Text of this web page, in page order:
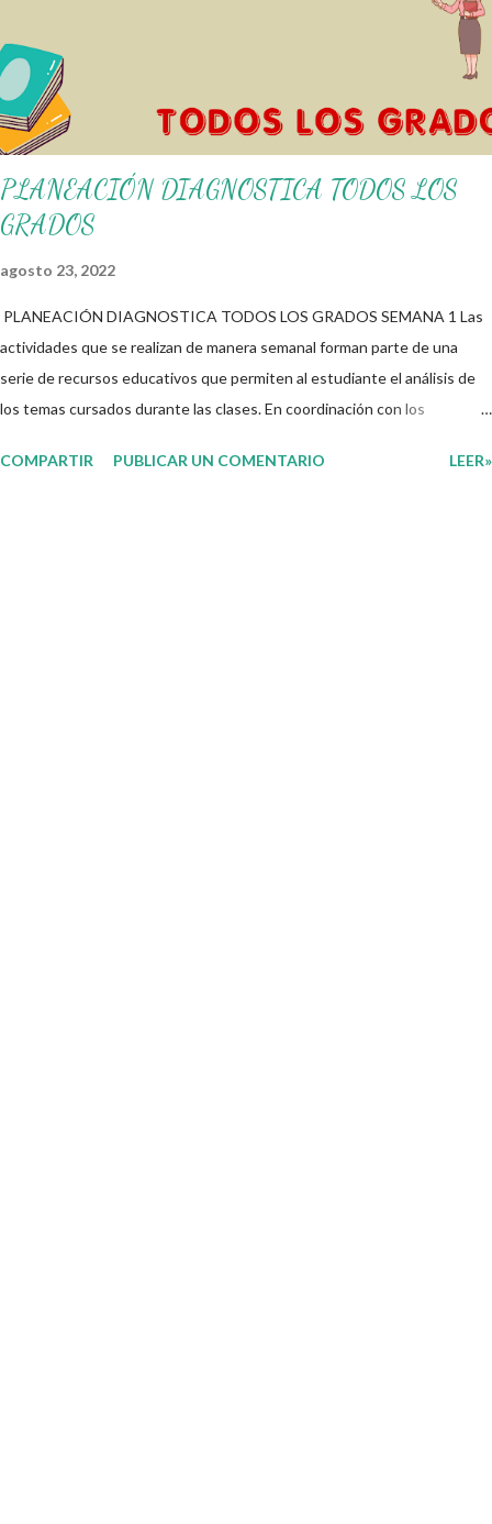
didácticos e informativos. ☺️ Obtén documento completo aquí 👇👇 👇
PLANEACIÓN DIAGNOSTICA TODOS LOS
GRADOS
agosto 23, 2022
PLANEACIÓN DIAGNOSTICA TODOS LOS GRADOS SEMANA 1 Las
actividades que se realizan de manera semanal forman parte de una
serie de recursos educativos que permiten al estudiante el análisis de
los temas cursados durante las clases. En coordinación con los
su interés con el material que les compartimos para que así, mediante
COMPARTIR PUBLICAR UN COMENTARIO LEER»